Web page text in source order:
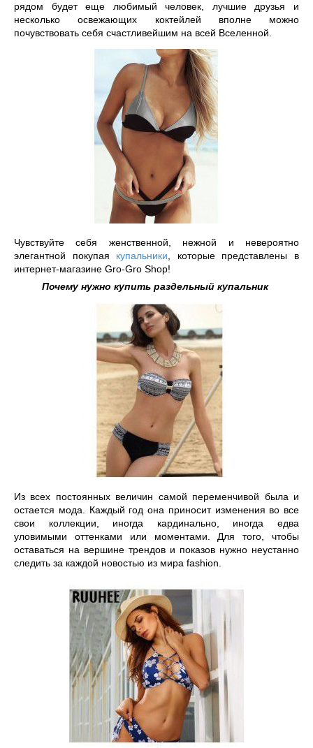
рядом будет еще любимый человек, лучшие друзья и
несколько освежающих коктейлей вполне можно
почувствовать себя счастливейшим на всей Вселенной.
Чувствуйте себя женственной, нежной и невероятно
элегантной покупая купальники , которые представлены в
интернет-магазине Gro-Gro Shop!
Почему нужно купить раздельный купальник
Из всех постоянных величин самой переменчивой была и
остается мода. Каждый год она приносит изменения во все
свои коллекции, иногда кардинально, иногда едва
уловимыми оттенками или моментами. Для того, чтобы
оставаться на вершине трендов и показов нужно неустанно
следить за каждой новостью из мира fashion.